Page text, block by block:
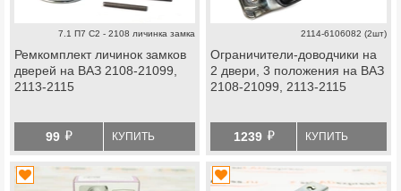
7.1 П7 С2 - 2108 личинка замка
Ремкомплект личинок замков
дверей на ВАЗ 2108-21099,
2113-2115
99 й КУПИТЬ
2114-6106082 (2шт)
Ограничители-доводчики на
2 двери, 3 положения на ВАЗ
2108-21099, 2113-2115
1239 й КУПИТЬ